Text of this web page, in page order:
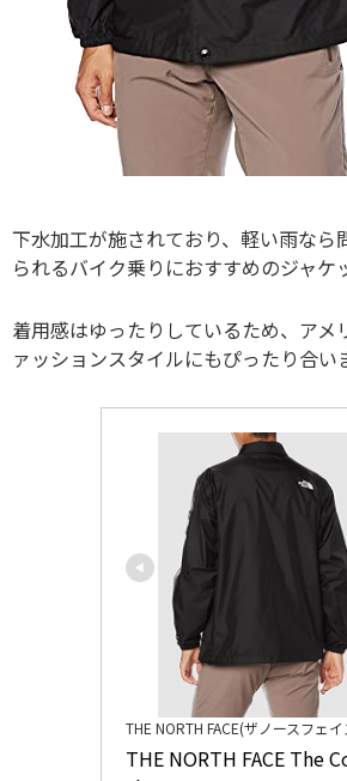
下水加工が施されており、軽い雨なら
られるバイク乗りにおすすめのジャケ
着用感はゆったりしているため、アメ
ァッションスタイルにもぴったり合い
THE NORTH FACE(ザノースフェイ
THE NORTH FACE The